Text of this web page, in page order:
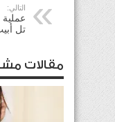
التالي:
تل
مقالات